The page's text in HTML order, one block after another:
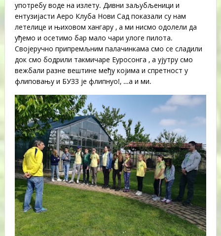
употребу воде на излету. Дивни заљубљеници и
ентузијасти Аеро Клуба Нови Сад показали су нам
летелице и њиховом хангару , а ми нисмо одолели да
уђемо и осетимо бар мало чари улоге пилота.
Својеручно припремљним палачинкама смо се сладили
док смо бодрили такмичаре Еуросонга , а ујутру смо
вежбали разне вештине међу којима и спретност у
флиповању и БУЗЗ је флипнуо!, …а и ми.